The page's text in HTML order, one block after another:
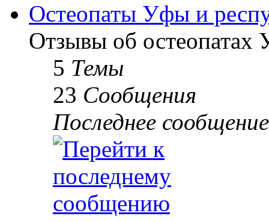
Остеопаты Уфы и
Отзывы об остеопатах
5 Темы
23 Сообщения
Последнее сообщение